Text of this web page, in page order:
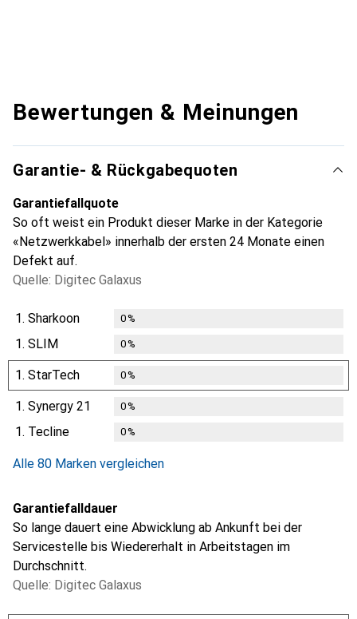
Bewertungen & Meinungen
Garantie- & Rückgabequoten
Garantiefallquote
So oft weist ein Produkt dieser Marke in der Kategorie
«Netzwerkkabel» innerhalb der ersten 24 Monate einen
Defekt auf.
Quelle: Digitec Galaxus
1. Sharkoon 0%
1. SLIM 0%
1. StarTech 0%
1. Synergy 21 0%
1. Tecline 0%
Alle 80 Marken vergleichen
Garantiefalldauer
So lange dauert eine Abwicklung ab Ankunft bei der
Servicestelle bis Wiedererhalt in Arbeitstagen im
Durchschnitt.
Quelle: Digitec Galaxus